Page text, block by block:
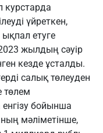
курстарда
үйреткен,
етуге
жылдың сәуір
кезде ұсталды.
салық төлеуден
төлем
бойынша
мәліметінше,